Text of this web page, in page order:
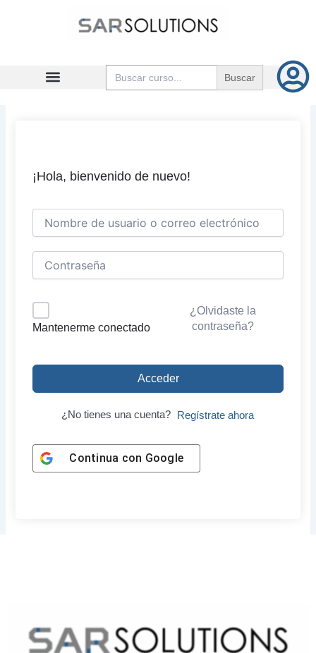
Buscar:
¡Hola, bienvenido de nuevo!
Mantenerme conectado
¿Olvidaste la
contraseña?
Acceder
¿No tienes una cuenta? Regístrate ahora
Continua con Google